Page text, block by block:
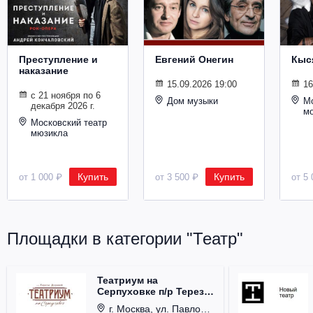
Металл
Преступление и
наказание
с 21 ноября по 6
декабря 2026 г.
Московский театр
мюзикла
от 1 000 ₽ Купить
Евгений Онегин
15.09.2026 19:00
Дом музыки
от 3 500 ₽ Купить от 5
Площадки в категории "Театр"
Театриум на
Серпуховке п/р Терезы
Дуровой
г. Москва, ул. Павловская, д. 6.